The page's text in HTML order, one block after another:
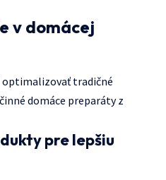
v domácej
optimalizovať tradičné
domáce preparáty z
pre lepšiu